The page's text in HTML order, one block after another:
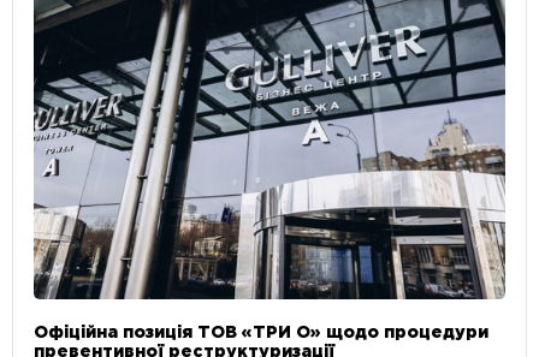
Офіційна позиція ТОВ «ТРИ О» щодо процедури
превентивної реструктуризації